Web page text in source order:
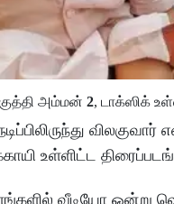
அம்மன் 2, டாக்ஸிக்
உள்ளிட்ட
வீடியோ ஒன்று